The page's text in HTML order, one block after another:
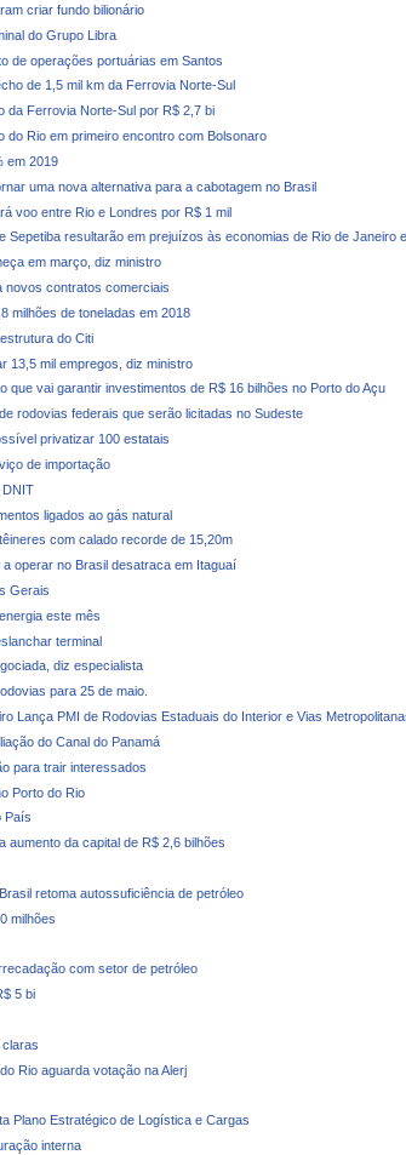
criar fundo bilionário
do Grupo Libra
de operações portuárias em Santos
de 1,5 mil km da Ferrovia Norte-Sul
da Ferrovia Norte-Sul por R$ 2,7 bi
do Rio em primeiro encontro com Bolsonaro
em 2019
uma nova alternativa para a cabotagem no Brasil
voo entre Rio e Londres por R$ 1 mil
Sepetiba resultarão em prejuízos às economias de Rio de Janeiro
em março, diz ministro
novos contratos comerciais
milhões de toneladas em 2018
do Citi
13,5 mil empregos, diz ministro
que vai garantir investimentos de R$ 16 bilhões no Porto do Açu
rodovias federais que serão licitadas no Sudeste
privatizar 100 estatais
de importação
DNIT
ligados ao gás natural
com calado recorde de 15,20m
operar no Brasil desatraca em Itaguaí
Gerais
este mês
terminal
diz especialista
para 25 de maio.
Lança PMI de Rodovias Estaduais do Interior e Vias
do Canal do Panamá
para trair interessados
Porto do Rio
País
aumento da capital de R$ 2,6 bilhões
retoma autossuficiência de petróleo
milhões
com setor de petróleo
5 bi
Rio aguarda votação na Alerj
Plano Estratégico de Logística e Cargas
interna